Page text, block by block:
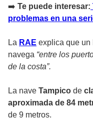
➡️ Te puede interesar:
problemas en una
La RAE explica que un
navega “entre los
de la costa”.
La nave Tampico de
aproximada de 84
de 9 metros.